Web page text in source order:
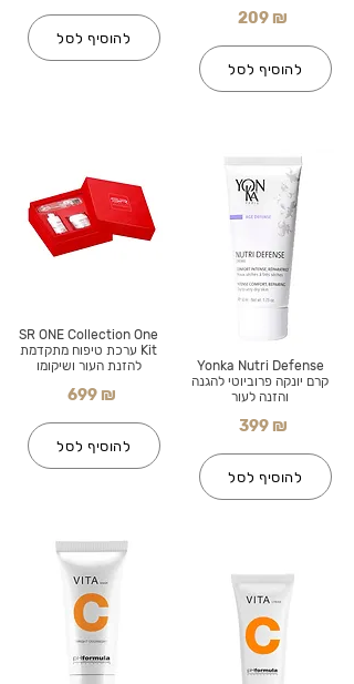
להוסיף לסל
SR ONE Collection One
Kit ערכת טיפוח מתקדמת
להזנת העור ושיקומו
699 ₪
להוסיף לסל
209 ₪
להוסיף לסל
Yonka Nutri Defense
קרם יונקה פרוביוטי להגנה
והזנה לעור
399 ₪
להוסיף לסל